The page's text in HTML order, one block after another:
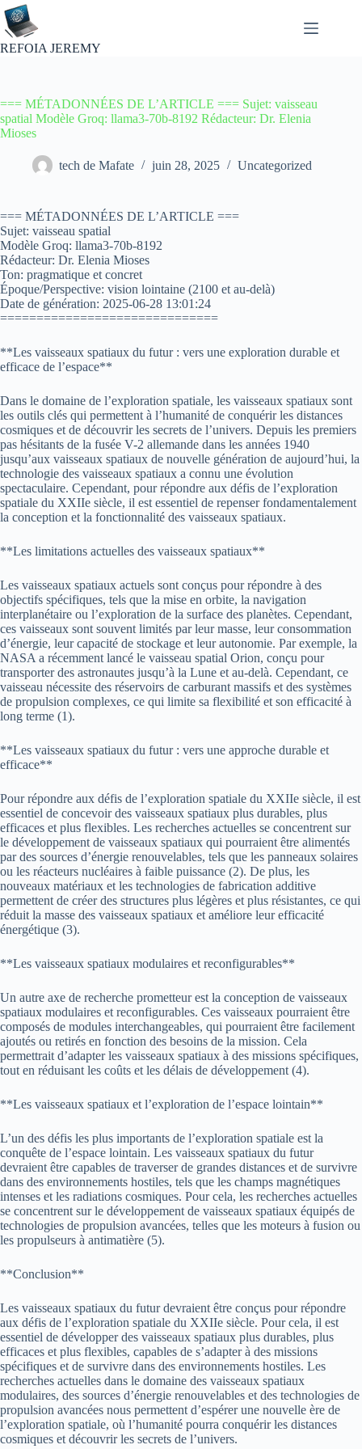
Passer
au
contenu
REFOIA JEREMY
=== MÉTADONNÉES DE L’ARTICLE === Sujet: vaisseau
spatial Modèle Groq: llama3-70b-8192 Rédacteur: Dr. Elenia
Mioses
tech de Mafate juin 28, 2025 Uncategorized
=== MÉTADONNÉES DE L’ARTICLE ===
Sujet: vaisseau spatial
Modèle Groq: llama3-70b-8192
Rédacteur: Dr. Elenia Mioses
Ton: pragmatique et concret
Époque/Perspective: vision lointaine (2100 et au-delà)
Date de génération: 2025-06-28 13:01:24
==============================
**Les vaisseaux spatiaux du futur : vers une exploration durable et
efficace de l’espace**
Dans le domaine de l’exploration spatiale, les vaisseaux spatiaux sont
les outils clés qui permettent à l’humanité de conquérir les distances
cosmiques et de découvrir les secrets de l’univers. Depuis les premiers
pas hésitants de la fusée V-2 allemande dans les années 1940
jusqu’aux vaisseaux spatiaux de nouvelle génération de aujourd’hui, la
technologie des vaisseaux spatiaux a connu une évolution
spectaculaire. Cependant, pour répondre aux défis de l’exploration
spatiale du XXIIe siècle, il est essentiel de repenser fondamentalement
la conception et la fonctionnalité des vaisseaux spatiaux.
**Les limitations actuelles des vaisseaux spatiaux**
Les vaisseaux spatiaux actuels sont conçus pour répondre à des
objectifs spécifiques, tels que la mise en orbite, la navigation
interplanétaire ou l’exploration de la surface des planètes. Cependant,
ces vaisseaux sont souvent limités par leur masse, leur consommation
d’énergie, leur capacité de stockage et leur autonomie. Par exemple, la
NASA a récemment lancé le vaisseau spatial Orion, conçu pour
transporter des astronautes jusqu’à la Lune et au-delà. Cependant, ce
vaisseau nécessite des réservoirs de carburant massifs et des systèmes
de propulsion complexes, ce qui limite sa flexibilité et son efficacité à
long terme (1).
**Les vaisseaux spatiaux du futur : vers une approche durable et
efficace**
Pour répondre aux défis de l’exploration spatiale du XXIIe siècle, il est
essentiel de concevoir des vaisseaux spatiaux plus durables, plus
efficaces et plus flexibles. Les recherches actuelles se concentrent sur
le développement de vaisseaux spatiaux qui pourraient être alimentés
par des sources d’énergie renouvelables, tels que les panneaux solaires
ou les réacteurs nucléaires à faible puissance (2). De plus, les
nouveaux matériaux et les technologies de fabrication additive
permettent de créer des structures plus légères et plus résistantes, ce qui
réduit la masse des vaisseaux spatiaux et améliore leur efficacité
énergétique (3).
**Les vaisseaux spatiaux modulaires et reconfigurables**
Un autre axe de recherche prometteur est la conception de vaisseaux
spatiaux modulaires et reconfigurables. Ces vaisseaux pourraient être
composés de modules interchangeables, qui pourraient être facilement
ajoutés ou retirés en fonction des besoins de la mission. Cela
permettrait d’adapter les vaisseaux spatiaux à des missions spécifiques,
tout en réduisant les coûts et les délais de développement (4).
**Les vaisseaux spatiaux et l’exploration de l’espace lointain**
L’un des défis les plus importants de l’exploration spatiale est la
conquête de l’espace lointain. Les vaisseaux spatiaux du futur
devraient être capables de traverser de grandes distances et de survivre
dans des environnements hostiles, tels que les champs magnétiques
intenses et les radiations cosmiques. Pour cela, les recherches actuelles
se concentrent sur le développement de vaisseaux spatiaux équipés de
technologies de propulsion avancées, telles que les moteurs à fusion ou
les propulseurs à antimatière (5).
**Conclusion**
Les vaisseaux spatiaux du futur devraient être conçus pour répondre
aux défis de l’exploration spatiale du XXIIe siècle. Pour cela, il est
essentiel de développer des vaisseaux spatiaux plus durables, plus
efficaces et plus flexibles, capables de s’adapter à des missions
spécifiques et de survivre dans des environnements hostiles. Les
recherches actuelles dans le domaine des vaisseaux spatiaux
modulaires, des sources d’énergie renouvelables et des technologies de
propulsion avancées nous permettent d’espérer une nouvelle ère de
l’exploration spatiale, où l’humanité pourra conquérir les distances
cosmiques et découvrir les secrets de l’univers.